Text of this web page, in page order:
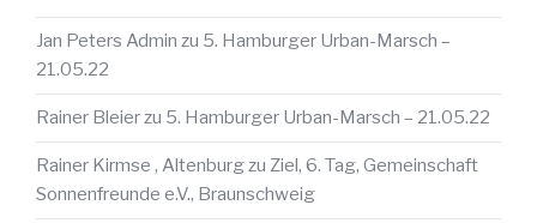
Jan Peters Admin zu 5. Hamburger Urban-Marsch –
21.05.22
Rainer Bleierzu 5. Hamburger Urban-Marsch – 21.05.22
Rainer Kirmse , Altenburgzu Ziel, 6. Tag, Gemeinschaft
Sonnenfreunde e.V., Braunschweig